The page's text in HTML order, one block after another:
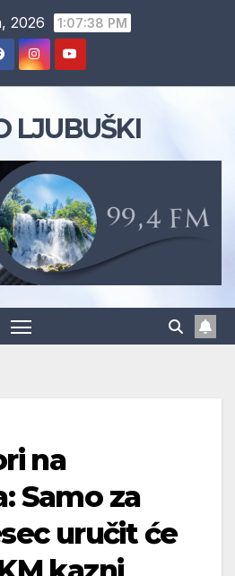
2026 1:07:39 PM
LJUBUŠKI
na
Samo za
uručit će